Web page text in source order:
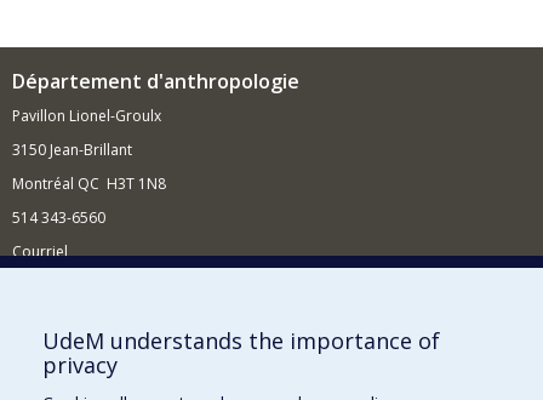
Département d'anthropologie
Pavillon Lionel-Groulx
3150 Jean-Brillant
Montréal QC H3T 1N8
514 343-6560
Courriel
Comment soutenir le Département?
BESOIN D'AIDE?
UdeM understands the importance of
privacy